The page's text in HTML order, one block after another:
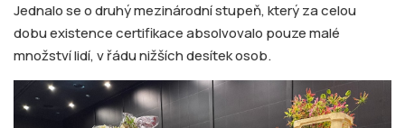
Jednalo se o druhý mezinárodní stupeň, který za celou
dobu existence certifikace absolvovalo pouze malé
množství lidí, v řádu nižších desítek osob.